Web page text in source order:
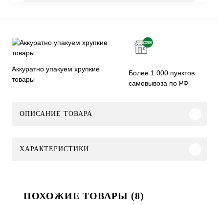
Аккуратно упакуем хрупкие
товары
Более 1 000 пунктов
самовывоза по РФ
ОПИСАНИЕ ТОВАРА
ХАРАКТЕРИСТИКИ
ПОХОЖИЕ ТОВАРЫ (8)